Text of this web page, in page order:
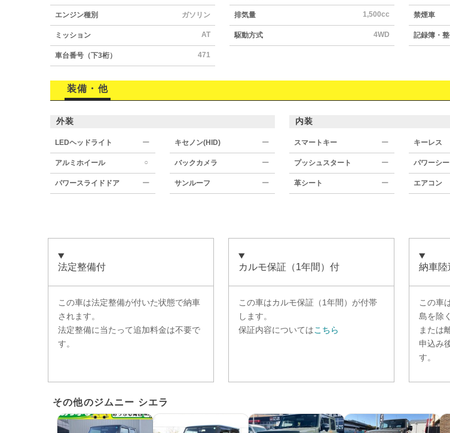
エンジン種別 ガソリン 排気量 1,500cc
ミッション AT 駆動方式 4WD
車台番号（下3桁） 471
禁煙車
記録簿・
装備・他
外装
LEDヘッドライト ー キセノン(HID) ー
アルミホイール ○ バックカメラ ー
パワースライドドア ー サンルーフ ー
内装
スマートキー ー キーレス
プッシュスタート ー パワーシー
革シート ー エアコン
法定整備付
この車は法定整備が付いた状態で納車
されます。
法定整備に当たって追加料金は不要で
す。
カルモ保証（1年間）付
この車はカルモ保証（1年間） が付帯
します。
保証内容についてはこちら
納車陸
この車
島を除
または
申込み
す。
その他のジムニー シエラ